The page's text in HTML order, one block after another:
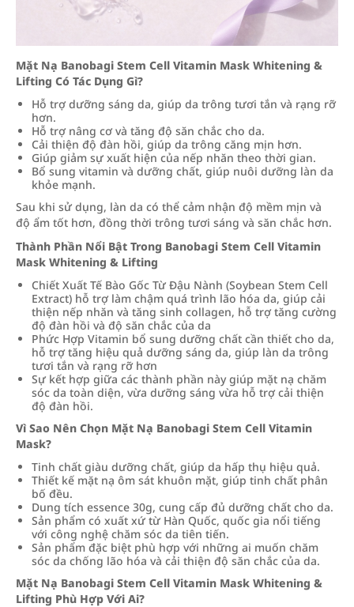
Mặt Nạ Banobagi Stem Cell Vitamin Mask Whitening &
Lifting Có Tác Dụng Gì?
Hỗ trợ dưỡng sáng da, giúp da trông tươi tắn và rạng rỡ
hơn.
Hỗ trợ nâng cơ và tăng độ săn chắc cho da.
Cải thiện độ đàn hồi, giúp da trông căng mịn hơn.
Giúp giảm sự xuất hiện của nếp nhăn theo thời gian.
Bổ sung vitamin và dưỡng chất, giúp nuôi dưỡng làn da
khỏe mạnh.
Sau khi sử dụng, làn da có thể cảm nhận độ mềm mịn và
độ ẩm tốt hơn, đồng thời trông tươi sáng và săn chắc hơn.
Thành Phần Nổi Bật Trong Banobagi Stem Cell Vitamin
Mask Whitening & Lifting
Chiết Xuất Tế Bào Gốc Từ Đậu Nành (Soybean Stem Cell
Extract) hỗ trợ làm chậm quá trình lão hóa da, giúp cải
thiện nếp nhăn và tăng sinh collagen, hỗ trợ tăng cường
độ đàn hồi và độ săn chắc của da
Phức Hợp Vitamin bổ sung dưỡng chất cần thiết cho da,
hỗ trợ tăng hiệu quả dưỡng sáng da, giúp làn da trông
tươi tắn và rạng rỡ hơn
Sự kết hợp giữa các thành phần này giúp mặt nạ chăm
sóc da toàn diện, vừa dưỡng sáng vừa hỗ trợ cải thiện
độ đàn hồi.
Vì Sao Nên Chọn Mặt Nạ Banobagi Stem Cell Vitamin
Mask?
Tinh chất giàu dưỡng chất, giúp da hấp thụ hiệu quả.
Thiết kế mặt nạ ôm sát khuôn mặt, giúp tinh chất phân
bố đều.
Dung tích essence 30g, cung cấp đủ dưỡng chất cho da.
Sản phẩm có xuất xứ từ Hàn Quốc, quốc gia nổi tiếng
với công nghệ chăm sóc da tiên tiến.
Sản phẩm đặc biệt phù hợp với những ai muốn chăm
sóc da chống lão hóa và cải thiện độ săn chắc của da.
Mặt Nạ Banobagi Stem Cell Vitamin Mask Whitening &
Lifting Phù Hợp Với Ai?